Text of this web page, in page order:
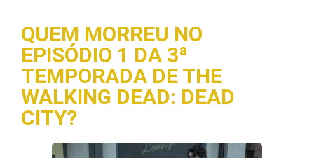
QUEM MORREU NO
EPISÓDIO 1 DA 3ª
TEMPORADA DE THE
WALKING DEAD: DEAD
CITY?